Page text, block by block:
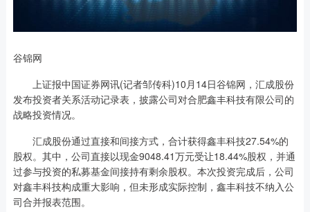
谷锦网
上证报中国证券网讯(记者邹传科)10月14日谷锦网，汇成股份
发布投资者关系活动记录表，披露公司对合肥鑫丰科技有限公司的
战略投资情况。
汇成股份通过直接和间接方式，合计获得鑫丰科技27.54%的
股权。其中，公司直接以现金9048.41万元受让18.44%股权，并通
过参与投资的私募基金间接持有剩余股权。本次投资完成后，公司
对鑫丰科技构成重大影响，但未形成实际控制，鑫丰科技不纳入公
司合并报表范围。